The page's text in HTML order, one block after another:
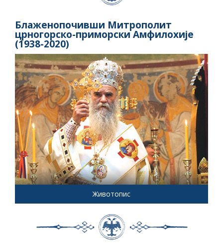
Блаженопочивши Митрополит
црногорско-приморски Амфилохије
(1938-2020)
Животопис